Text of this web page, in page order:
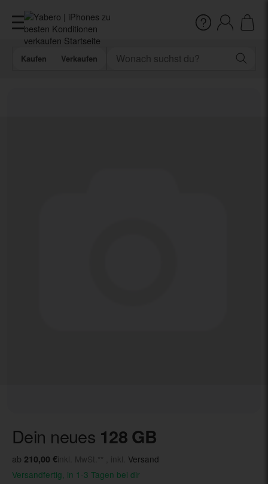
Kaufen Verkaufen
Dein neues 128 GB
ab 210,00 €inkl. MwSt.** , inkl. Versand
Versandfertig, in 1-3 Tagen bei dir